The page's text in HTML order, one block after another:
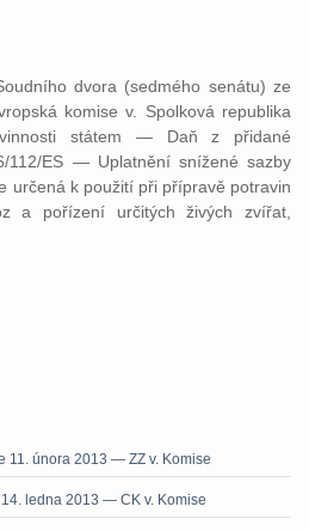
dvora (sedmého senátu) ze
komise v. Spolková republika
státem — Daň z přidané
112/ES — Uplatnění snížené sazby
určená k použití při přípravě potravin
a pořízení určitých živých zvířat,
11. února 2013 — ZZ v. Komise
ledna 2013 — CK v. Komise